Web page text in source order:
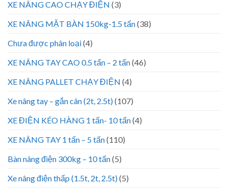
XE NÂNG CAO CHẠY ĐIỆN (3)
XE NÂNG MẶT BÀN 150kg-1.5 tấn(38)
Chưa được phân loại(4)
XE NÂNG TAY CAO 0.5 tấn – 2 tấn(46)
XE NÂNG PALLET CHẠY ĐIỆN (4)
Xe nâng tay – gắn cân (2t, 2.5t)(107)
XE ĐIỆN KÉO HÀNG 1 tấn- 10 tấn(4)
XE NÂNG TAY 1 tấn – 5 tấn(110)
Bàn nâng điện 300kg – 10 tấn(5)
Xe nâng điện thấp (1.5t, 2t, 2.5t)(5)